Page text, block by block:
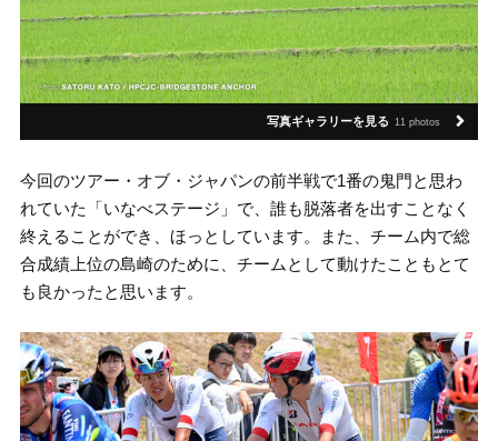
写真ギャラリーを見る 11 photos
今回のツアー・オブ・ジャパンの前半戦で1番の鬼門と思わ
れていた「いなべステージ」で、誰も脱落者を出すことなく
終えることができ、ほっとしています。また、チーム内で総
合成績上位の島崎のために、チームとして動けたこともとて
も良かったと思います。